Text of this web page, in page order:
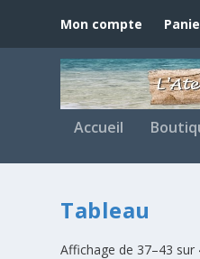
Mon compte
Accueil
Tableau
Affichage de 37–43 sur